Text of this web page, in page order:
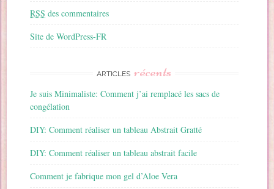
RSS des commentaires
Site de WordPress-FR
ARTICLES récents
Je suis Minimaliste: Comment j’ai remplacé les sacs de
congélation
DIY: Comment réaliser un tableau Abstrait Gratté
DIY: Comment réaliser un tableau abstrait facile
Comment je fabrique mon gel d’Aloe Vera